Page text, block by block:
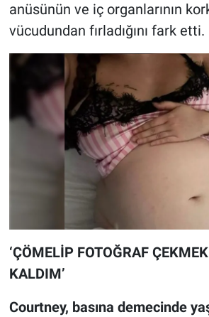
anüsünün ve iç organlarının
vücudundan fırladığını fark etti.
‘ÇÖMELİP FOTOĞRAF
KALDIM’
Courtney, basına demecinde
Spor
Teknoloji
Türkiye'nin Geleceği
Türkiye'nin Gündemi
Yerel Gündem